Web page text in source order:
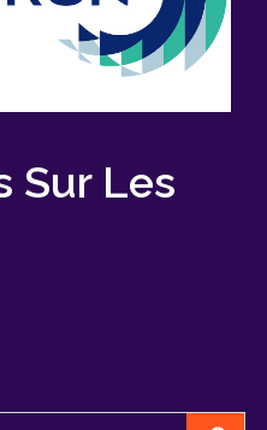
Sur Les